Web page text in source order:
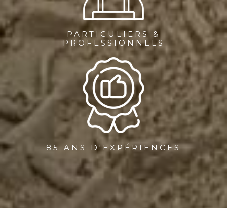
PARTICULIERS &
PROFESSIONNELS
85 ANS D'EXPÉRIENCES